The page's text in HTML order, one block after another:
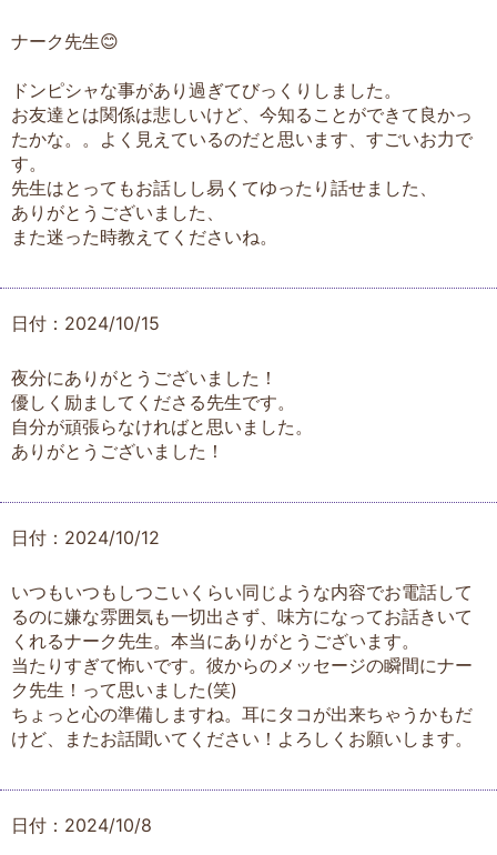
ナーク先生😊
ドンピシャな事があり過ぎてびっくりしました。
お友達とは関係は悲しいけど、今知ることができて良かっ
たかな。。よく見えているのだと思います、すごいお力で
す。
先生はとってもお話しし易くてゆったり話せました、
ありがとうございました、
また迷った時教えてくださいね。
日付：2024/10/15
夜分にありがとうございました！
優しく励ましてくださる先生です。
自分が頑張らなければと思いました。
ありがとうございました！
日付：2024/10/12
いつもいつもしつこいくらい同じような内容でお電話して
るのに嫌な雰囲気も一切出さず、味方になってお話きいて
くれるナーク先生。本当にありがとうございます。
当たりすぎて怖いです。彼からのメッセージの瞬間にナー
ク先生！って思いました(笑)
ちょっと心の準備しますね。耳にタコが出来ちゃうかもだ
けど、またお話聞いてください！よろしくお願いします。
日付：2024/10/8